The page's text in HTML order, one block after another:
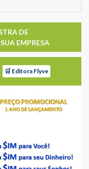
DE
EMPRESA
🛒 Editora Flyve